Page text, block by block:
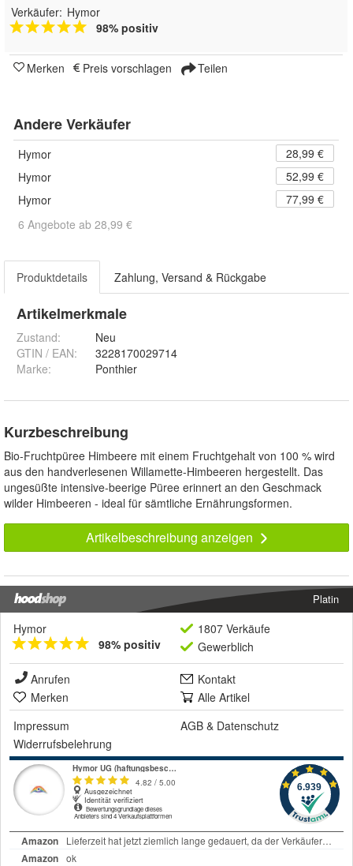
Verkäufer: Hymor
98% positiv
Merken Preis vorschlagen Teilen
Andere Verkäufer
Hymor
28,99 €
Hymor
52,99 €
Hymor
77,99 €
6 Angebote ab 28,99 €
Produktdetails Zahlung, Versand & Rückgabe
Artikelmerkmale
Zustand:
Neu
GTIN / EAN:
3228170029714
Marke:
Ponthier
Kurzbeschreibung
Bio-Fruchtpüree Himbeere mit einem Fruchtgehalt von 100 % wird
aus den handverlesenen Willamette-Himbeeren hergestellt. Das
ungesüßte intensive-beerige Püree erinnert an den Geschmack
wilder Himbeeren - ideal für sämtliche Ernährungsformen.
Artikelbeschreibung anzeigen
Platin
Hymor
98% positiv
1807 Verkäufe
Gewerblich
Anrufen
Kontakt
Merken
Alle Artikel
Impressum
AGB & Datenschutz
Widerrufsbelehrung